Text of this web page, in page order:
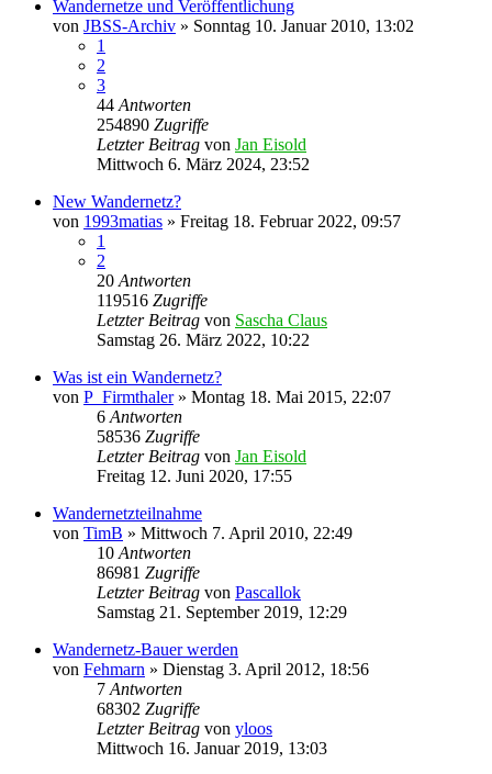
Wandernetze und Veröffentlichung
von JBSS-Archiv » Sonntag 10. Januar 2010, 13:02
1
2
3
44 Antworten
254890 Zugriffe
Letzter Beitrag von Jan Eisold
Mittwoch 6. März 2024, 23:52
New Wandernetz?
von 1993matias » Freitag 18. Februar 2022, 09:57
1
2
20 Antworten
119516 Zugriffe
Letzter Beitrag von Sascha Claus
Samstag 26. März 2022, 10:22
Was ist ein Wandernetz?
von P_Firmthaler» Montag 18. Mai 2015, 22:07
6 Antworten
58536 Zugriffe
Letzter Beitrag von Jan Eisold
Freitag 12. Juni 2020, 17:55
Wandernetzteilnahme
von TimB » Mittwoch 7. April 2010, 22:49
10 Antworten
86981 Zugriffe
Letzter Beitrag von Pascallok
Samstag 21. September 2019, 12:29
Wandernetz-Bauer werden
von Fehmarn » Dienstag 3. April 2012, 18:56
7 Antworten
68302 Zugriffe
Letzter Beitrag von yloos
Mittwoch 16. Januar 2019, 13:03